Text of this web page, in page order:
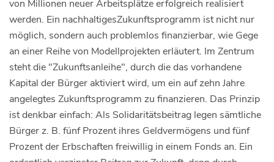
von Millionen neuer Arbeitsplätze erfolgreich realisiert
werden. Ein nachhaltigesZukunftsprogramm ist nicht nur
möglich, sondern auch problemlos finanzierbar, wie Gege
an einer Reihe von Modellprojekten erläutert. Im Zentrum
steht die "Zukunftsanleihe", durch die das vorhandene
Kapital der Bürger aktiviert wird, um ein auf zehn Jahre
angelegtes Zukunftsprogramm zu finanzieren. Das Prinzip
ist denkbar einfach: Als Solidaritätsbeitrag legen sämtliche
Bürger z. B. fünf Prozent ihres Geldvermögens und fünf
Prozent der Erbschaften freiwillig in einem Fonds an. Ein